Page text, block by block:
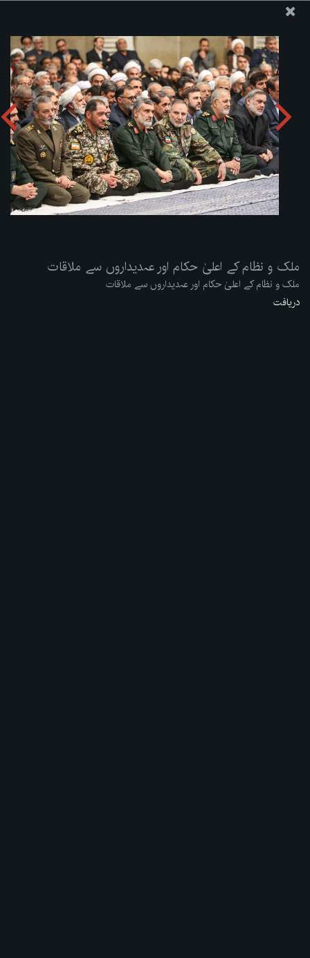
ملک و نظام کے اعلیٰ حکام اور عہدیداروں سے ملاقات
تصویری البم دریافت کریں:zip
ملک و نظام کے اعلیٰ حکام اور عہدیداروں سے ملاقات
ملک و نظام کے اعلیٰ حکام اور عہدیداروں سے ملاقات
دریافت